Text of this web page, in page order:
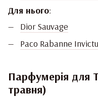
Для нього:
Dior Sauvage
Paco Rabanne
Парфумерія для
травня)